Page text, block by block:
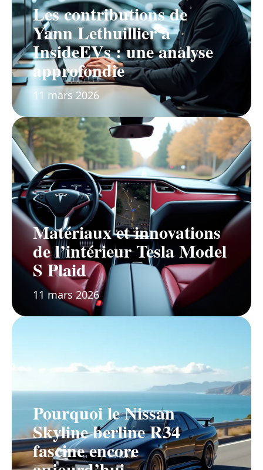
Les contributions de
Yann Lethuillier à
InsideEVs : une analyse
approfondie
11 mars 2026
Matériaux et innovations
de l’intérieur Tesla Model
S Plaid
11 mars 2026
Pourquoi le Nissan
Skyline berline R34
fascine encore